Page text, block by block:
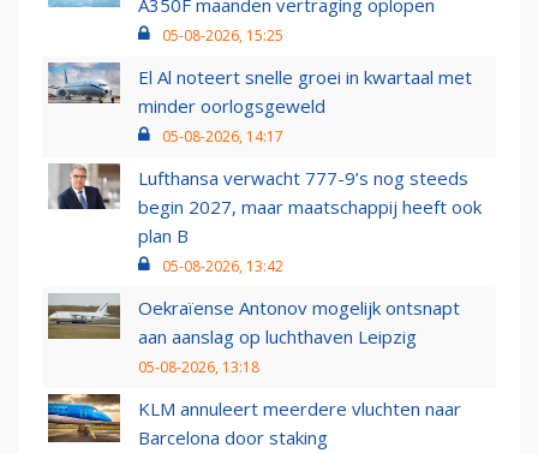
A350F maanden vertraging oplopen
05-08-2026, 15:25
El Al noteert snelle groei in kwartaal met
minder oorlogsgeweld
05-08-2026, 14:17
Lufthansa verwacht 777-9’s nog steeds
begin 2027, maar maatschappij heeft ook
plan B
05-08-2026, 13:42
Oekraïense Antonov mogelijk ontsnapt
aan aanslag op luchthaven Leipzig
05-08-2026, 13:18
KLM annuleert meerdere vluchten naar
Barcelona door staking